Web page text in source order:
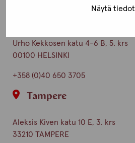
Näytä tiedot
Urho Kekkosen katu 4-6 B, 5. krs
00100 HELSINKI
+358 (0)40 650 3705
Tampere
Aleksis Kiven katu 10 E, 3. krs
33210 TAMPERE